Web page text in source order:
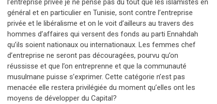
l’entreprise privée je ne pense pas du tout que les islamistes en
général et en particulier en Tunisie, sont contre l’entreprise
privée et le libéralisme et on le voit d’ailleurs au travers des
hommes d’affaires qui versent des fonds au parti Ennahdah
qu’ils soient nationaux ou internationaux. Les femmes chef
d’entreprise ne seront pas découragées, pourvu qu’on
réussisse et que l’on entreprenne et que la communauté
musulmane puisse s’exprimer. Cette catégorie n’est pas
menacée elle restera privilégiée du moment qu’elles ont les
moyens de développer du Capital?